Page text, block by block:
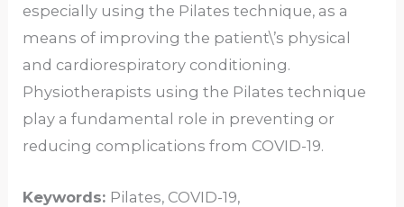
especially using the Pilates technique, as a
means of improving the patient\’s physical
and cardiorespiratory conditioning.
Physiotherapists using the Pilates technique
play a fundamental role in preventing or
reducing complications from COVID-19.
Keywords: Pilates, COVID-19,